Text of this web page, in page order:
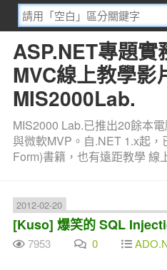
ASP.NET專題
MVC線上教學影
MIS2000Lab.
MIS2000 Lab.已推出20餘本
與微軟MVP。自.NET 1.x起
Form)書籍，也有遠距教學 線
2012-02-20
[Kuso] 爆笑的 SQL
7953 0